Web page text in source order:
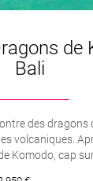
et de la flore
autres, et
notre
un
et aspirations
de
Bali
des dragons
volcaniques.
Komodo, cap